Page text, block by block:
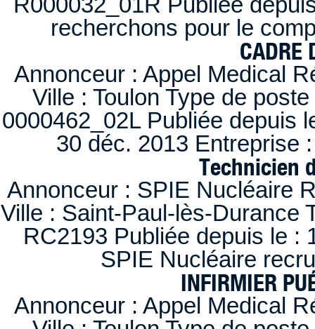
recherchons pour le
CADRE
Annonceur : Appel Medical
Ville : Toulon Type de
0000462_02L Publiée depuis
30 déc. 2013
Technicien
Annonceur : SPIE Nucléaire
Ville : Saint-Paul-lès-Durance
RC2193 Publiée depuis le :
SPIE Nucléaire
INFIRMIER
Annonceur : Appel Medical